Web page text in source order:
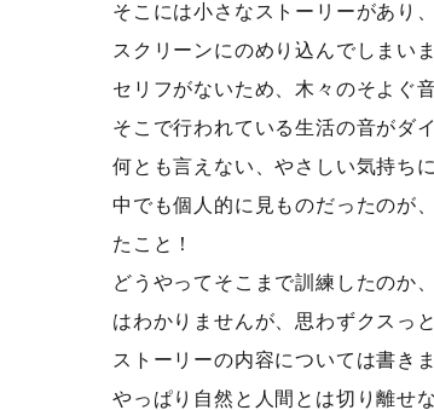
そこには小さなストーリーがあり
スクリーンにのめり込んでしまいま
セリフがないため、木々のそよぐ
そこで行われている生活の音がダ
何とも言えない、やさしい気持ち
中でも個人的に見ものだったのが
たこと！
どうやってそこまで訓練したのか
はわかりませんが、思わずクスっ
ストーリーの内容については書き
やっぱり自然と人間とは切り離せ